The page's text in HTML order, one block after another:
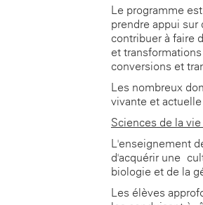
Le programme
prendre appui
contribuer à faire
et
conversions et
Les nombreux
vivante et
Sciences de la vie
L'enseignement
d'acquérir une
biologie et de la
Les élèves